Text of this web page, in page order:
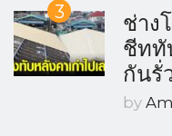
3
ช่าง
ชีททั
กันรั่
by